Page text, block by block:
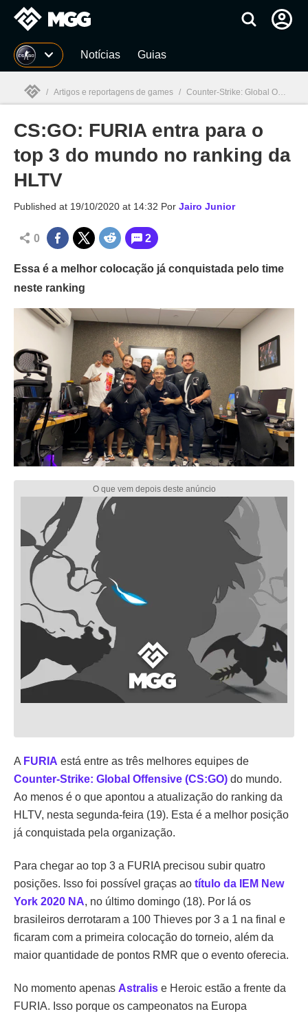
Millenium Notícias Guias
Millenium
/ Artigos e reportagens de games / Counter-Strike: Global Offensive
CS:GO: FURIA entra para o
top 3 do mundo no ranking da
HLTV
Published at 19/10/2020 at 14:32 Por Jairo Junior
0 2
Essa é a melhor colocação já conquistada pelo time
neste ranking
A FURIA está entre as três melhores equipes de
Counter-Strike: Global Offensive (CS:GO) do mundo.
Ao menos é o que apontou a atualização do ranking da
HLTV, nesta segunda-feira (19). Esta é a melhor posição
já conquistada pela organização.
Para chegar ao top 3 a FURIA precisou subir quatro
posições. Isso foi possível graças ao título da IEM New
York 2020 NA, no último domingo (18). Por lá os
brasileiros derrotaram a 100 Thieves por 3 a 1 na final e
ficaram com a primeira colocação do torneio, além da
maior quantidade de pontos RMR que o evento oferecia.
No momento apenas Astralis e Heroic estão a frente da
FURIA. Isso porque os campeonatos na Europa